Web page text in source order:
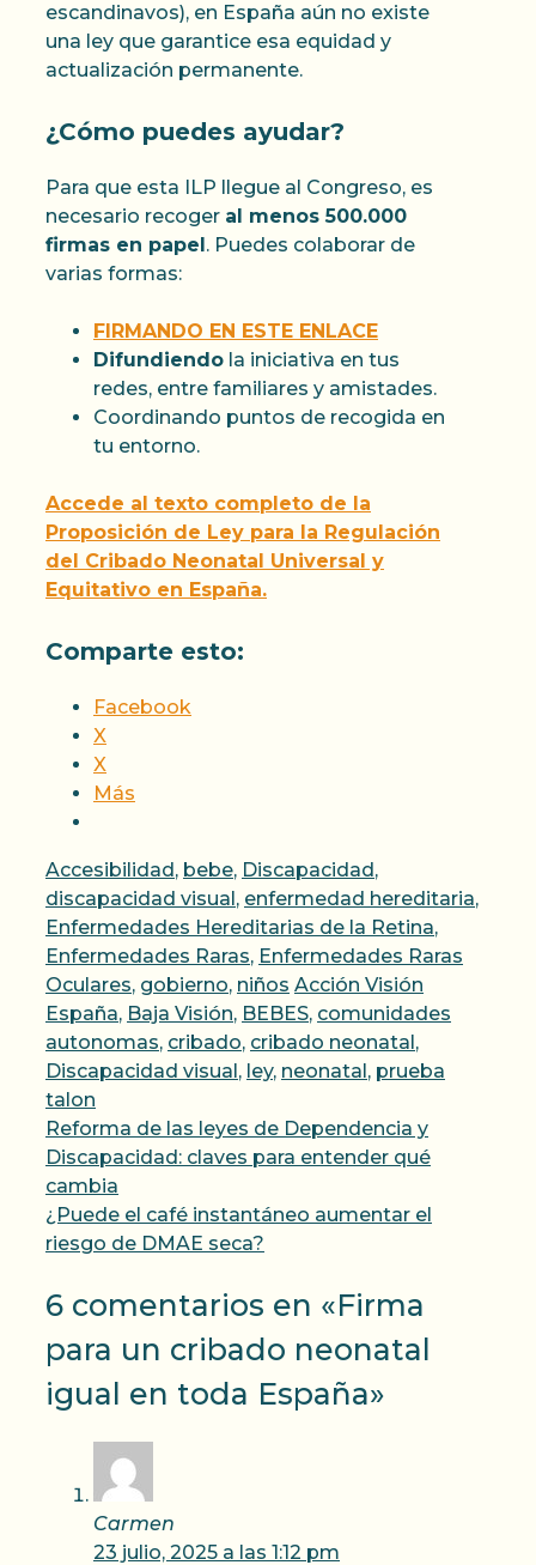
escandinavos), en España aún no existe
una ley que garantice esa equidad y
actualización permanente.
¿Cómo puedes ayudar?
Para que esta ILP llegue al Congreso, es
necesario recoger al menos 500.000
firmas en papel. Puedes colaborar de
varias formas:
FIRMANDO EN ESTE ENLACE
Difundiendo la iniciativa en tus
redes, entre familiares y amistades.
Coordinando puntos de recogida en
tu entorno.
Accede al texto completo de la
Proposición de Ley para la Regulación
del Cribado Neonatal Universal y
Equitativo en España.
Comparte esto:
Facebook
X
X
Más
Categorías
Accesibilidad, bebe, Discapacidad,
discapacidad visual, enfermedad hereditaria,
Enfermedades Hereditarias de la Retina,
Enfermedades Raras, Enfermedades Raras
Oculares, gobierno, niños Etiquetas
Acción Visión
España, Baja Visión, BEBES, comunidades
autonomas, cribado, cribado neonatal,
Discapacidad visual, ley, neonatal, prueba
talon
Reforma de las leyes de Dependencia y
Discapacidad: claves para entender qué
cambia
¿Puede el café instantáneo aumentar el
riesgo de DMAE seca?
6 comentarios en «Firma
para un cribado neonatal
igual en toda España»
Carmen
23 julio, 2025 a las 1:12 pm